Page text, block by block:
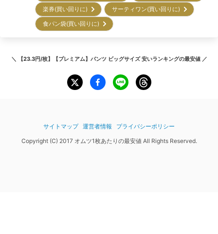
楽券(買い回りに)
サーティワン(買い回りに)
食パン袋(買い回りに)
＼ 【23.3円/枚】【プレミアム】パンツ ビッグサイズ 安いランキングの最安値 ／
サイトマップ 運営者情報
プライバシーポリシー
Copyright (C) 2017 オムツ1枚あたりの最安値 All Rights Reserved.